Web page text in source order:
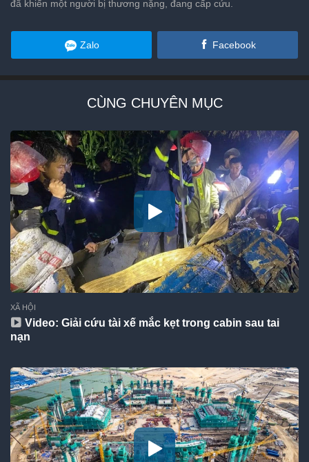
đã khiến một người bị thương nặng, đang cấp cứu.
Zalo Facebook
XÃ HỘI
Video: Giải cứu tài xế mắc kẹt trong cabin sau tai
nạn